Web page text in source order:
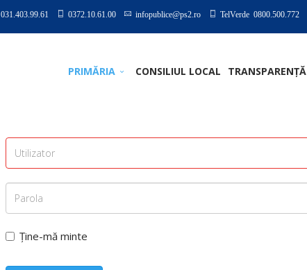
031.403.99.61 0372.10.61.00 infopublice@ps2.ro TelVerde 0800.500.772
PRIMĂRIA CONSILIUL LOCAL TRANSPARENȚĂ
Ține-mă minte